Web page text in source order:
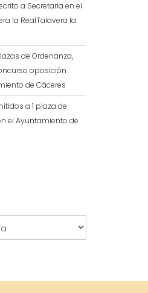
a Secretaría en el
la RealTalavera la
de Ordenanza,
oposición
de Cáceres
a 1 plaza de
el Ayuntamiento de